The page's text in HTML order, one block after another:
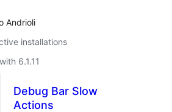
Andrioli
installations
6.1.11
Debug Bar Slow
Actions